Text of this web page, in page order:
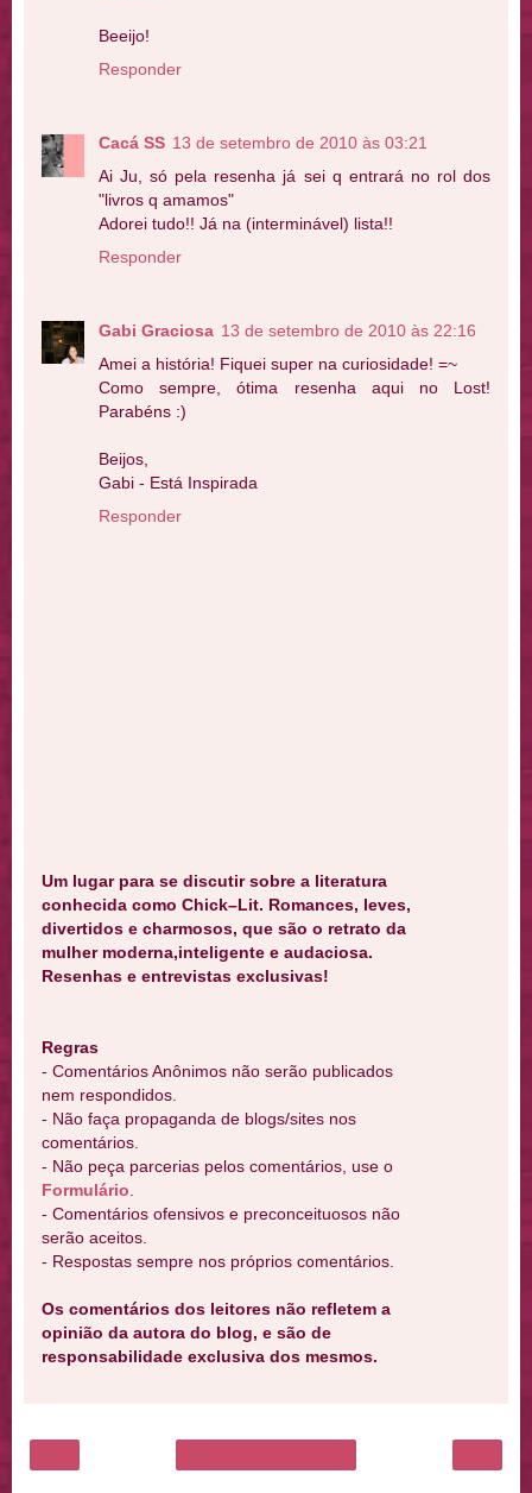
Beeijo!
Responder
Cacá SS 13 de setembro de 2010 às 03:21
Ai Ju, só pela resenha já sei q entrará no rol dos
"livros q amamos"
Adorei tudo!! Já na (interminável) lista!!
Responder
Gabi Graciosa 13 de setembro de 2010 às 22:16
Amei a história! Fiquei super na curiosidade! =~
Como sempre, ótima resenha aqui no Lost!
Parabéns :)
Beijos,
Gabi - Está Inspirada
Responder
Um lugar para se discutir sobre a literatura
conhecida como Chick–Lit. Romances, leves,
divertidos e charmosos, que são o retrato da
mulher moderna,inteligente e audaciosa.
Resenhas e entrevistas exclusivas!
Regras
- Comentários Anônimos não serão publicados
nem respondidos.
- Não faça propaganda de blogs/sites nos
comentários.
- Não peça parcerias pelos comentários, use o
Formulário.
- Comentários ofensivos e preconceituosos não
serão aceitos.
- Respostas sempre nos próprios comentários.
Os comentários dos leitores não refletem a
opinião da autora do blog, e são de
responsabilidade exclusiva dos mesmos.